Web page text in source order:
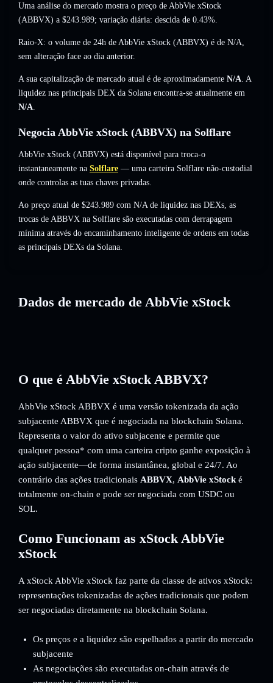
Uma análise do mercado mostra o preço de AbbVie xStock
(ABBVX) a $243.989; variação diária: descida de 0.43%.
Raio-X: o volume de 24h de AbbVie xStock (ABBVX) é de N/A,
sem alteração face ao dia anterior.
A sua capitalização de mercado atual é de aproximadamente N/A. A
liquidez nas principais DEX da Solana encontra-se atualmente em
N/A.
Negocia AbbVie xStock (ABBVX) na Solflare
AbbVie xStock (ABBVX) está disponível para troca-o
instantaneamente na Solflare — uma carteira Solflare não-custodial
onde controlas as tuas chaves privadas.
Ao preço atual de $243.989 com N/A de liquidez nas DEXs, as
trocas de ABBVX na Solflare são executadas com derrapagem
mínima através do encaminhamento inteligente de ordens em todas
as principais DEXs da Solana.
Dados de mercado de AbbVie xStock
O que é AbbVie xStock ABBVX?
AbbVie xStock ABBVX é uma versão tokenizada da ação
subjacente ABBVX que é negociada na blockchain Solana.
Representa o valor do ativo subjacente e permite que
qualquer pessoa* com uma carteira cripto ganhe exposição à
ação subjacente—de forma instantânea, global e 24/7. Ao
contrário das ações tradicionais ABBVX, AbbVie xStock é
totalmente on-chain e pode ser negociada com USDC ou
SOL.
Como Funcionam as xStock AbbVie
xStock
A xStock AbbVie xStock faz parte da classe de ativos xStock:
representações tokenizadas de ações tradicionais que podem
ser negociadas diretamente na blockchain Solana.
Os preços e a liquidez são espelhados a partir do mercado
subjacente
As negociações são executadas on-chain através de